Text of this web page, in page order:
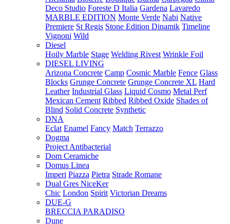
Deco Studio Foreste D Italia Gardena Lavaredo
MARBLE EDITION Monte Verde Nabi Native
Premiere St Regis Stone Edition Dinamik Timeline
Vignoni Wild
Diesel
Hoily Marble Stage Welding Rivest Wrinkle Foil
DIESEL LIVING
Arizona Concrete Camp Cosmic Marble Fence Glass
Blocks Grunge Concrete Grunge Concrete XL Hard
Leather Industrial Glass Liquid Cosmo Metal Perf
Mexican Cement Ribbed Ribbed Oxide Shades of
Blind Solid Concrete Synthetic
DNA
Eclat Enamel Fancy Match Terrazzo
Dogma
Project Antibacterial
Dom Ceramiche
Domus Linea
Imperi Piazza Pietra Strade Romane
Dual Gres NiceKer
Chic London Spirit Victorian Dreams
DUE-G
BRECCIA PARADISO
Dune